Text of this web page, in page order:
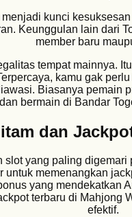
kunci
Keunggulan lain dari
member baru
tempat mainnya.
kamu gak
Biasanya pemain
bermain di Bandar
dan
yang paling
untuk memenangkan
yang mendekatkan
terbaru di
efektif.